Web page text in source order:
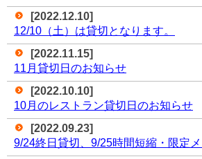
[2022.12.10]
12/10（土）は貸切となります。
[2022.11.15]
11月貸切日のお知らせ
[2022.10.10]
10月のレストラン貸切日のお知らせ
[2022.09.23]
9/24終日貸切、9/25時間短縮・限定メ